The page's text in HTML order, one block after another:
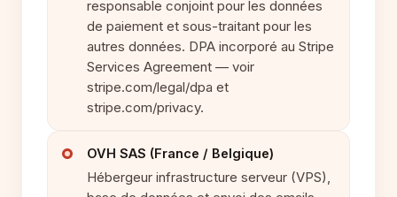
responsable conjoint pour les données
de paiement et sous-traitant pour les
autres données. DPA incorporé au Stripe
Services Agreement — voir
stripe.com/legal/dpa et
stripe.com/privacy.
OVH SAS (France / Belgique)
Hébergeur infrastructure serveur (VPS),